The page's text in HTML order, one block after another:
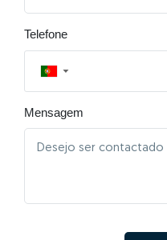
Telefone
▼
Mensagem